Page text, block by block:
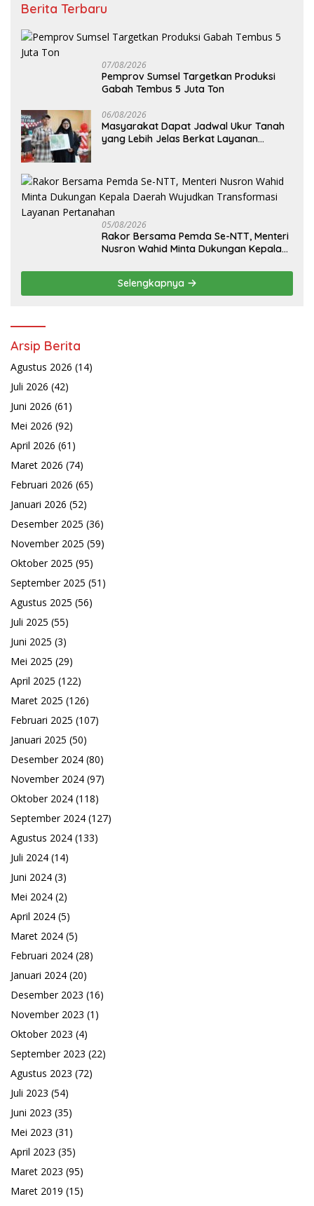
Berita Terbaru
07/08/2026
Pemprov Sumsel Targetkan Produksi
Gabah Tembus 5 Juta Ton
06/08/2026
Masyarakat Dapat Jadwal Ukur Tanah
yang Lebih Jelas Berkat Layanan
05/08/2026
Rakor Bersama Pemda Se-NTT, Menteri
Nusron Wahid Minta Dukungan Kepala
Layanan Pertanahan
Selengkapnya
Arsip Berita
Agustus 2026 (14)
Juli 2026 (42)
Juni 2026 (61)
Mei 2026 (92)
April 2026 (61)
Maret 2026 (74)
Februari 2026 (65)
Januari 2026 (52)
Desember 2025 (36)
November 2025 (59)
Oktober 2025 (95)
September 2025 (51)
Agustus 2025 (56)
Juli 2025 (55)
Juni 2025 (3)
Mei 2025 (29)
April 2025 (122)
Maret 2025 (126)
Februari 2025 (107)
Januari 2025 (50)
Desember 2024 (80)
November 2024 (97)
Oktober 2024 (118)
September 2024 (127)
Agustus 2024 (133)
Juli 2024 (14)
Juni 2024 (3)
Mei 2024 (2)
April 2024 (5)
Maret 2024 (5)
Februari 2024 (28)
Januari 2024 (20)
Desember 2023 (16)
November 2023 (1)
Oktober 2023 (4)
September 2023 (22)
Agustus 2023 (72)
Juli 2023 (54)
Juni 2023 (35)
Mei 2023 (31)
April 2023 (35)
Maret 2023 (95)
Maret 2019 (15)